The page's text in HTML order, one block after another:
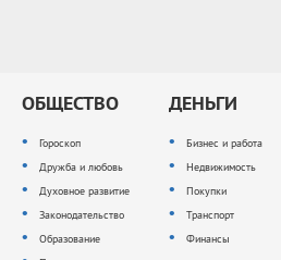
ОБЩЕСТВО
Гороскоп
Дружба и любовь
Духовное развитие
Законодательство
Образование
ДЕНЬГИ
Бизнес и работа
Недвижимость
Покупки
Транспорт
Финансы